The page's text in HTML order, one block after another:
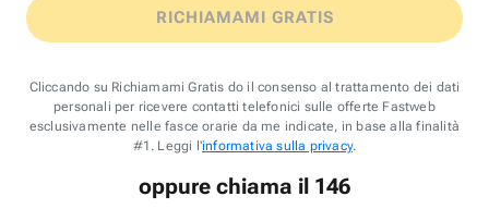
RICHIAMAMI GRATIS
Cliccando su Richiamami Gratis do il consenso al trattamento dei dati
personali per ricevere contatti telefonici sulle offerte Fastweb
esclusivamente nelle fasce orarie da me indicate, in base alla finalità
#1. Leggi l'informativa sulla privacy.
oppure chiama il 146